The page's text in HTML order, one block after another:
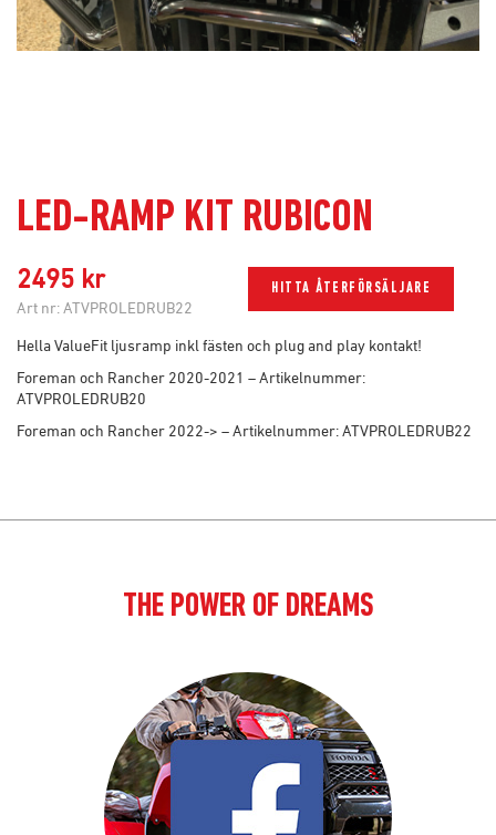
LED-RAMP KIT RUBICON
2495 kr
Art nr: ATVPROLEDRUB22
HITTA ÅTERFÖRSÄLJARE
Hella ValueFit ljusramp inkl fästen och plug and play kontakt!
Foreman och Rancher 2020-2021 – Artikelnummer:
ATVPROLEDRUB20
Foreman och Rancher 2022-> – Artikelnummer: ATVPROLEDRUB22
THE POWER OF DREAMS